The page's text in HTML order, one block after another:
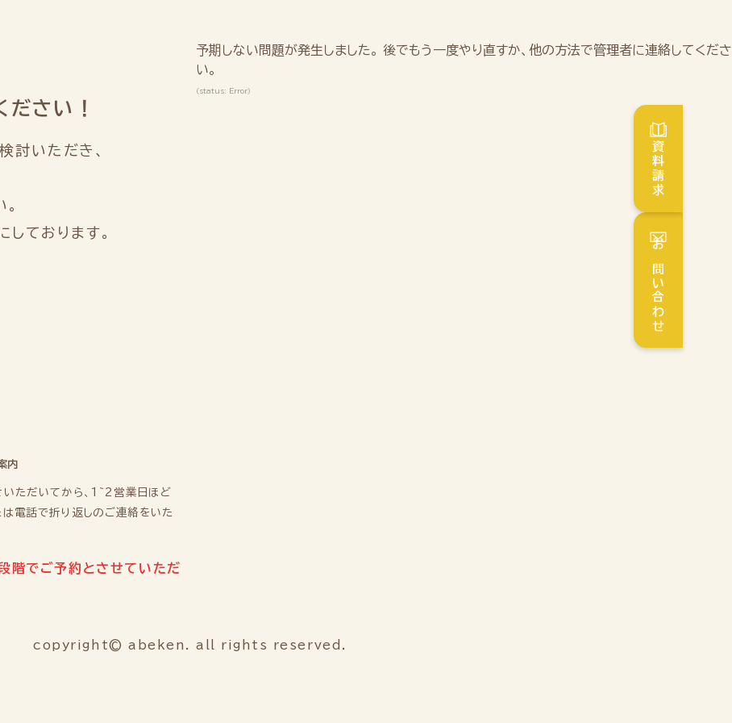
お問い合わせ
資料請求
さい！
討いただき、
ております。
内
いただいてから、1~2営業日ほど
電話で折り返しのご連絡をいた
階でご予約とさせていただ
予期しない問題が発生しました。 後でもう一度やり直すか、他の方法で管理者に連絡してくださ
い。
(status: Error)
copyright© abeken. all rights reserved.